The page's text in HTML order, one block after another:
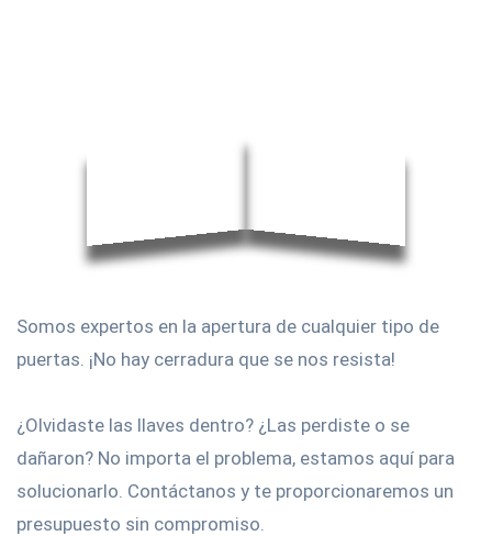
Somos expertos en la apertura de cualquier tipo de
puertas. ¡No hay cerradura que se nos resista!
¿Olvidaste las llaves dentro? ¿Las perdiste o se
dañaron? No importa el problema, estamos aquí para
solucionarlo. Contáctanos y te proporcionaremos un
presupuesto sin compromiso.